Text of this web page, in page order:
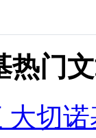
热门
大切